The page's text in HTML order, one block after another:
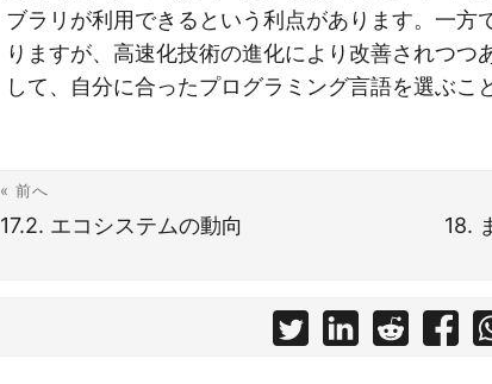
ブラリが利用できるという利点があります。一方
りますが、高速化技術の進化により改善されつ
して、自分に合ったプログラミング言語を選ぶこ
« 前へ
17.2. エコシステムの動向
18.